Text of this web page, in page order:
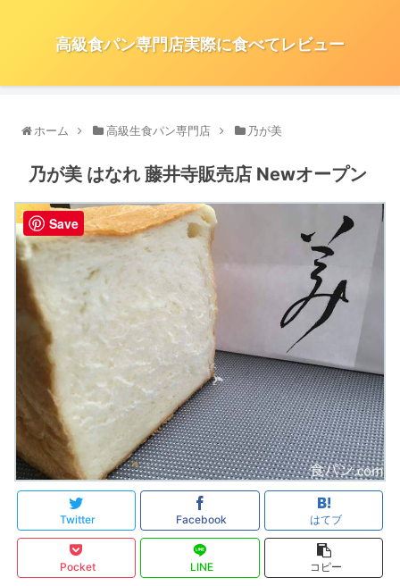
高級食パン専門店実際に食べてレビュー
ホーム 高級生食パン専門店 乃が美
乃が美 はなれ 藤井寺販売店 Newオープン
乃が美
Twitter Facebook はてブ
Pocket LINE コピー
Save